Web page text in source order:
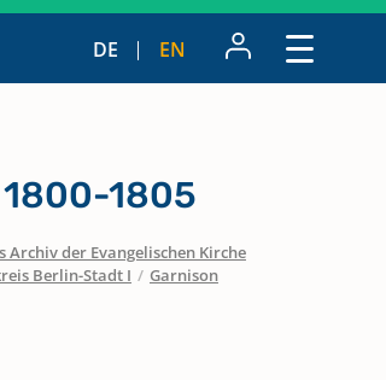
DE EN
1805
Archiv der Evangelischen Kirche
Berlin-Stadt I / Garnison